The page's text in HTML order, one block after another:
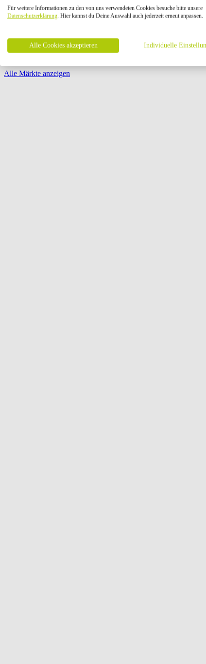
Öffnungszeiten:
Seite {{ pagination.page }} von {{ pagination.pageCount
Alle Märkte anzeigen
Für weitere Informationen zu den von uns verwendeten Cookies besuche bitte unsere
Datenschutzerklärung. Hier kannst du Deine Auswahl auch jederzeit erneut anpassen.
Alle Cookies akzeptieren Individuelle